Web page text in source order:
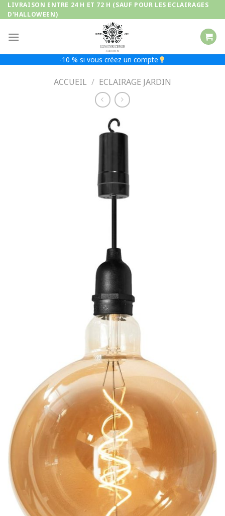
Passer
au
LIVRAISON ENTRE 24 H ET 72 H (SAUF POUR LES ECLAIRAGES
D'HALLOWEEN)
-10 % si vous créez un compte
ACCUEIL / ECLAIRAGE JARDIN